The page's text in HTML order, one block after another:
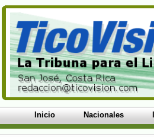
Inicio Nacionales